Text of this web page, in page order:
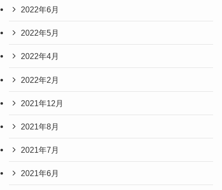
2022年6月
2022年5月
2022年4月
2022年2月
2021年12月
2021年8月
2021年7月
2021年6月